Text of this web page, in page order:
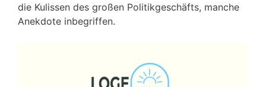
die Kulissen des großen Politikgeschäfts, manche
Anekdote inbegriffen.